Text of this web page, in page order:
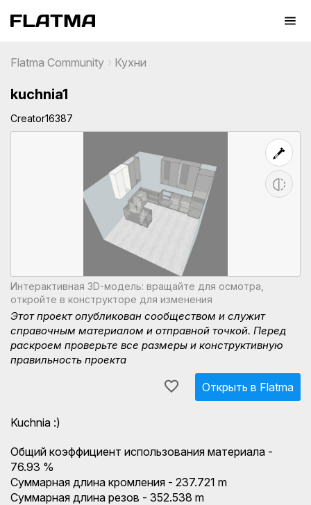
Flatma Community Кухни
kuchnia1
Creator16387
Интерактивная 3D-модель: вращайте для осмотра,
откройте в конструкторе для изменения
Этот проект опубликован сообществом и служит
справочным материалом и отправной точкой. Перед
раскроем проверьте все размеры и конструктивную
правильность проекта
Открыть в Flatma
Kuchnia :)
Общий коэффициент использования материала -
76.93 %
Суммарная длина кромления - 237.721 m
Суммарная длина резов - 352.538 m